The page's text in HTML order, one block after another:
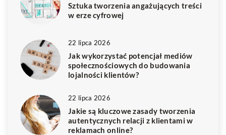
Sztuka tworzenia angażujących treści
w erze cyfrowej
22 lipca 2026
Jak wykorzystać potencjał mediów
społecznościowych do budowania
lojalności klientów?
22 lipca 2026
Jakie są kluczowe zasady tworzenia
autentycznych relacji z klientami w
reklamach online?